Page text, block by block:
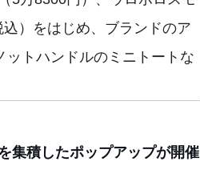
）をはじめ、ブランドのア
ットハンドルのミニトートな
集積したポップアップが開催